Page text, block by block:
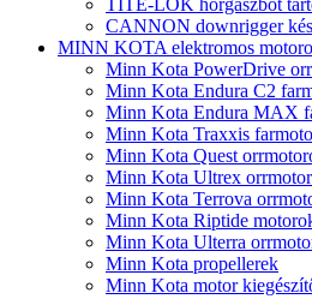
CANNON downrigger
MINN KOTA elektromos
Minn Kota PowerDrive
Minn Kota Endura C2
Minn Kota Endura MAX
Minn Kota Traxxis
Minn Kota Quest
Minn Kota Ultrex
Minn Kota Terrova
Minn Kota Riptide
Minn Kota Ulterra
Minn Kota propellerek
Minn Kota motor